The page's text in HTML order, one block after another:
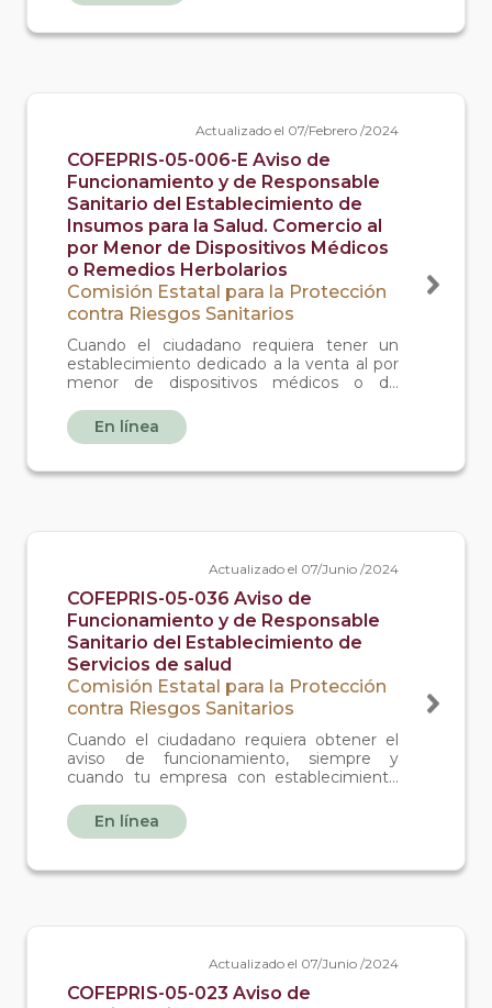
Actualizado el 07/Febrero /2024
COFEPRIS-05-006-E Aviso de
Funcionamiento y de Responsable
Sanitario del Establecimiento de
Insumos para la Salud. Comercio al
por Menor de Dispositivos Médicos
o Remedios Herbolarios
Comisión Estatal para la Protección
contra Riesgos Sanitarios
Cuando el ciudadano requiera tener un
establecimiento dedicado a la venta al por
menor de dispositivos médicos o de
En línea
Actualizado el 07/Junio /2024
COFEPRIS-05-036 Aviso de
Funcionamiento y de Responsable
Sanitario del Establecimiento de
Servicios de salud
Comisión Estatal para la Protección
contra Riesgos Sanitarios
Cuando el ciudadano requiera obtener el
aviso de funcionamiento, siempre y
cuando tu empresa con establecimiento
quirúrgicos u obstétricos, como son:
consultorios médicos, consultorios y
clínicos sin rayos x, ambulancias y servicios
En línea
Actualizado el 07/Junio /2024
COFEPRIS-05-023 Aviso de